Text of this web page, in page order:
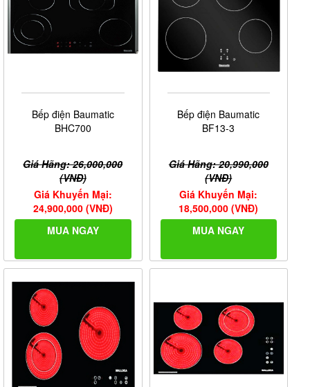
Bếp điện Baumatic
BHC700
Giá Hãng: 26,000,000
(VNĐ)
Giá Khuyến Mại:
24,900,000 (VNĐ)
MUA NGAY
Bếp điện Baumatic
BF13-3
Giá Hãng: 20,990,000
(VNĐ)
Giá Khuyến Mại:
18,500,000 (VNĐ)
MUA NGAY